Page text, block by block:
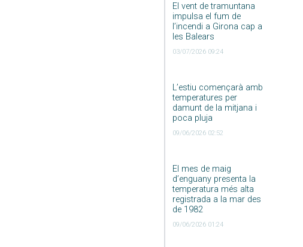
El vent de tramuntana
impulsa el fum de
l’incendi a Girona cap a
les Balears
03/07/2026 09:24
L’estiu començarà amb
temperatures per
damunt de la mitjana i
poca pluja
09/06/2026 02:52
El mes de maig
d’enguany presenta la
temperatura més alta
registrada a la mar des
de 1982
09/06/2026 01:24